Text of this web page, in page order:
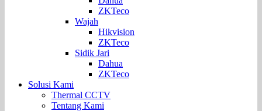
ZKTeco
Wajah
Hikvision
ZKTeco
Sidik Jari
Dahua
ZKTeco
Solusi Kami
Thermal CCTV
Tentang Kami